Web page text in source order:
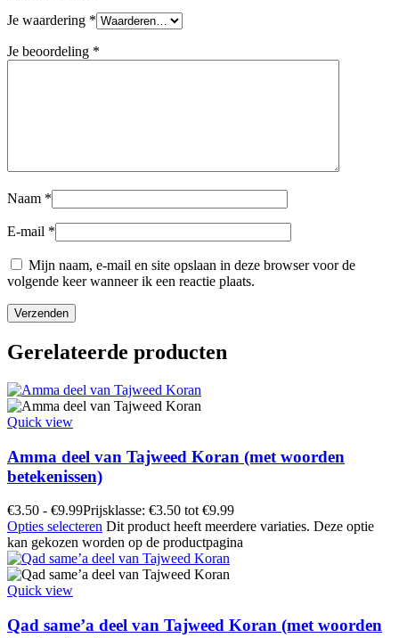
Je waardering *
Je beoordeling *
Naam *
E-mail *
Mijn naam, e-mail en site opslaan in deze browser voor de
volgende keer wanneer ik een reactie plaats.
Gerelateerde producten
Quick view
Amma deel van Tajweed Koran (met woorden
betekenissen)
€3.50 - €9.99Prijsklasse: €3.50 tot €9.99
Opties selecteren Dit product heeft meerdere variaties. Deze optie
kan gekozen worden op de productpagina
Quick view
Qad same’a deel van Tajweed Koran (met woorden